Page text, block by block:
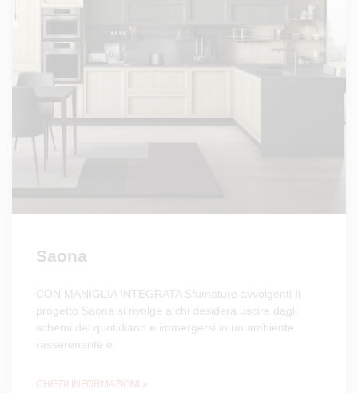
Saona
CON MANIGLIA INTEGRATA Sfumature avvolgenti Il
progetto Saona si rivolge a chi desidera uscire dagli
schemi del quotidiano e immergersi in un ambiente
rasserenante e
CHIEDI INFORMAZIONI »